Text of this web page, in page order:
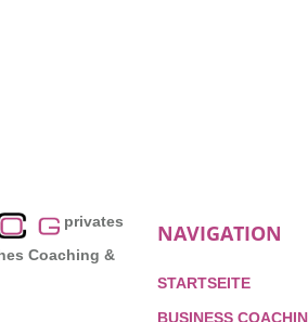
privates
Coaching &
NAVIGATION
STARTSEITE
BUSINESS